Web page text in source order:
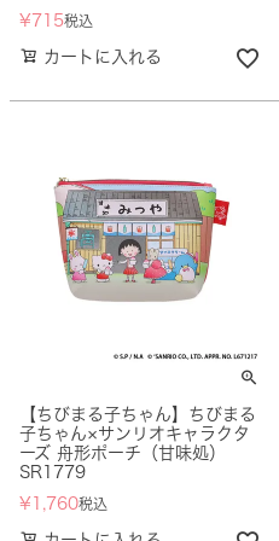
¥ 715税込
カートに入れる
【ちびまる子ちゃん】ちびまる
子ちゃん×サンリオキャラクタ
ーズ 舟形ポーチ（甘味処）
SR1779
¥ 1,760税込